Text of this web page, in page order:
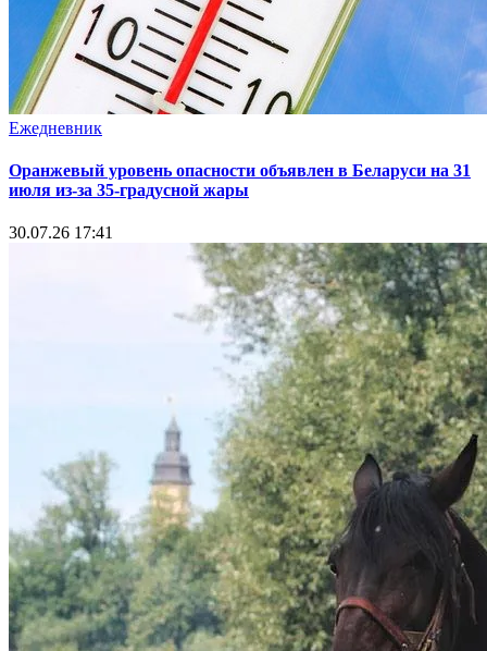
Ежедневник
Оранжевый уровень опасности объявлен в Беларуси на 31
июля из‑за 35‑градусной жары
30.07.26 17:41